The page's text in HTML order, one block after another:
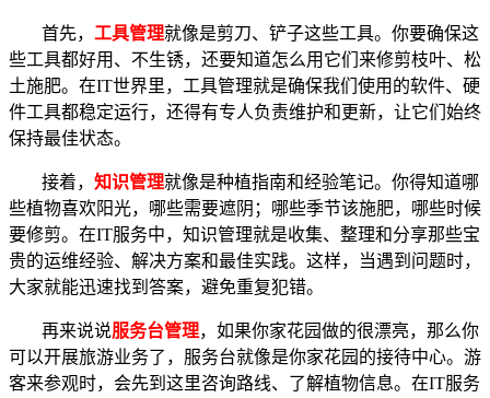
首先， 工具管理就像是剪刀、铲子这些工具。你要确保这
些工具都好用、不生锈，还要知道怎么用它们来修剪枝叶、松
土施肥。在IT世界里，工具管理就是确保我们使用的软件、硬
件工具都稳定运行，还得有专人负责维护和更新，让它们始终
保持最佳状态。
接着， 知识管理就像是种植指南和经验笔记。你得知道哪
些植物喜欢阳光，哪些需要遮阴；哪些季节该施肥，哪些时候
要修剪。在IT服务中，知识管理就是收集、整理和分享那些宝
贵的运维经验、解决方案和最佳实践。这样，当遇到问题时，
大家就能迅速找到答案，避免重复犯错。
再来说说服务台管理，如果你家花园做的很漂亮，那么你
可以开展旅游业务了，服务台就像是你家花园的接待中心。游
客来参观时，会先到这里咨询路线、了解植物信息。在IT服务